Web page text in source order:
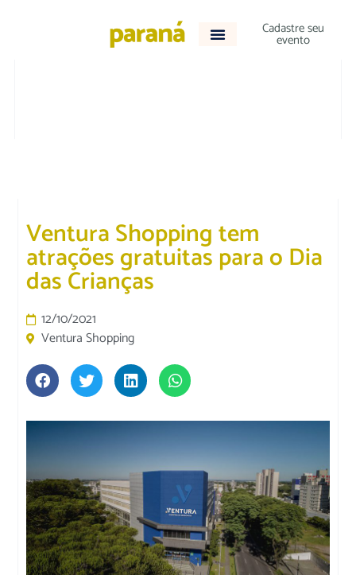
Cadastre seu
evento
Ventura Shopping tem
atrações gratuitas para o Dia
das Crianças
12/10/2021
Ventura Shopping